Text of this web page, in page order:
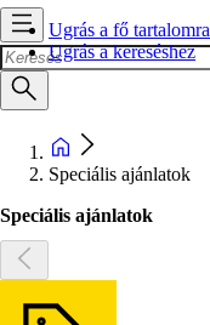
Ugrás a fő tartalomra
Ugrás a kereséshez
Speciális ajánlatok
Speciális ajánlatok